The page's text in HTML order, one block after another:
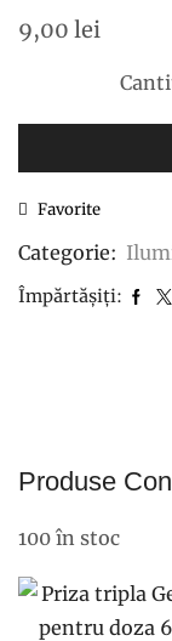
9,00 lei
Favorite
Categorie:
Împărtășiți:
Produse
100 în stoc